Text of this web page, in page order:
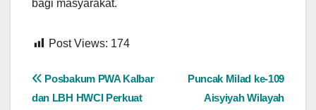
bagi masyarakat.
Post Views: 174
Navigasi
Puncak Milad ke-109
Aisyiyah Wilayah
Posbakum PWA Kalbar
dan LBH HWCI Perkuat